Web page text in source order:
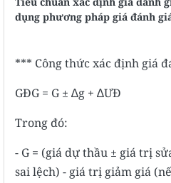
dụng phương pháp giá đánh
*** Công thức xác định giá
GĐG = G ± ∆g + ∆ƯĐ
Trong đó:
- G = (giá dự thầu ± giá trị
sai lệch) - giá trị giảm giá